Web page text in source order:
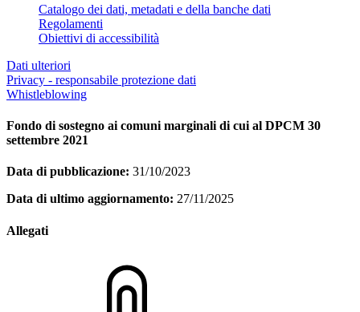
Catalogo dei dati, metadati e della banche dati
Regolamenti
Obiettivi di accessibilità
Dati ulteriori
Privacy - responsabile protezione dati
Whistleblowing
Fondo di sostegno ai comuni marginali di cui al DPCM 30
settembre 2021
Data di pubblicazione: 31/10/2023
Data di ultimo aggiornamento: 27/11/2025
Allegati